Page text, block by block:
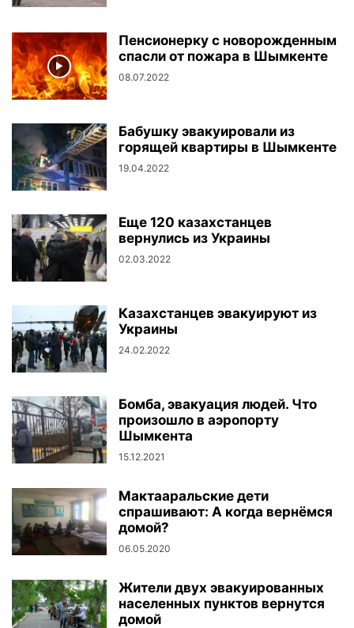
Пенсионерку с новорожденным
спасли от пожара в Шымкенте
08.07.2022
Бабушку эвакуировали из
горящей квартиры в Шымкенте
19.04.2022
Еще 120 казахстанцев
вернулись из Украины
02.03.2022
Казахстанцев эвакуируют из
Украины
24.02.2022
Бомба, эвакуация людей. Что
произошло в аэропорту
Шымкента
15.12.2021
Мактааральские дети
спрашивают: А когда вернёмся
домой?
06.05.2020
Жители двух эвакуированных
населенных пунктов вернутся
домой